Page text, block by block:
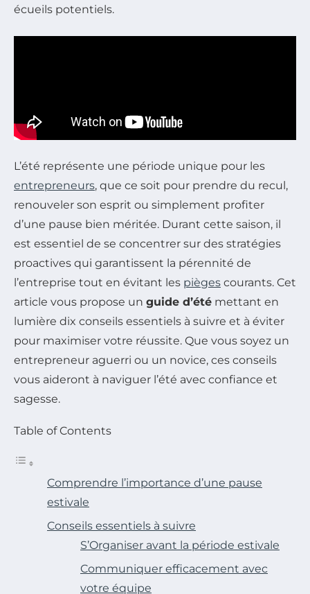
écueils potentiels.
L’été représente une période unique pour les
entrepreneurs, que ce soit pour prendre du recul,
renouveler son esprit ou simplement profiter
d’une pause bien méritée. Durant cette saison, il
est essentiel de se concentrer sur des stratégies
proactives qui garantissent la pérennité de
l’entreprise tout en évitant les pièges courants. Cet
article vous propose un guide d’été mettant en
lumière dix conseils essentiels à suivre et à éviter
pour maximiser votre réussite. Que vous soyez un
entrepreneur aguerri ou un novice, ces conseils
vous aideront à naviguer l’été avec confiance et
sagesse.
Table of Contents
Comprendre l’importance d’une pause
estivale
Conseils essentiels à suivre
S’Organiser avant la période estivale
Communiquer efficacement avec
votre équipe